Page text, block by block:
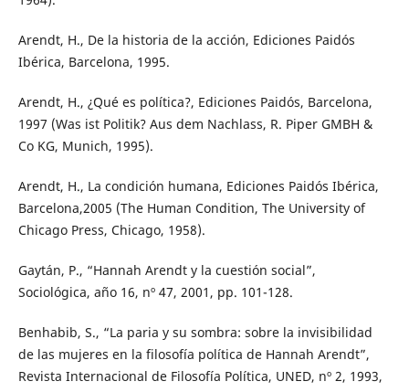
Arendt, H., De la historia de la acción, Ediciones Paidós
Ibérica, Barcelona, 1995.
Arendt, H., ¿Qué es política?, Ediciones Paidós, Barcelona,
1997 (Was ist Politik? Aus dem Nachlass, R. Piper GMBH &
Co KG, Munich, 1995).
Arendt, H., La condición humana, Ediciones Paidós Ibérica,
Barcelona,2005 (The Human Condition, The University of
Chicago Press, Chicago, 1958).
Gaytán, P., “Hannah Arendt y la cuestión social”,
Sociológica, año 16, nº 47, 2001, pp. 101-128.
Benhabib, S., “La paria y su sombra: sobre la invisibilidad
de las mujeres en la filosofía política de Hannah Arendt”,
Revista Internacional de Filosofía Política, UNED, nº 2, 1993,